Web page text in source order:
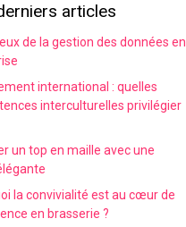
articles
de la gestion des données en
international : quelles
interculturelles privilégier
un top en maille avec une
la convivialité est au cœur de
en brasserie ?